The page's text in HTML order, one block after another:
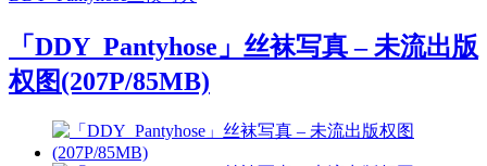
「DDY_Pantyhose」丝袜写真 – 未流出版
权图(207P/85MB)